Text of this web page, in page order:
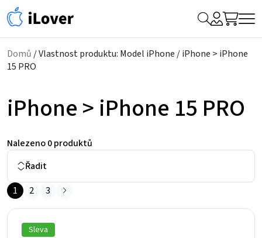
Hledat
My
Account
Domů / Vlastnost produktu: Model iPhone / iPhone > iPhone
15 PRO
iPhone > iPhone 15 PRO
Nalezeno0 produktů
Řadit
1
2 3
Sleva